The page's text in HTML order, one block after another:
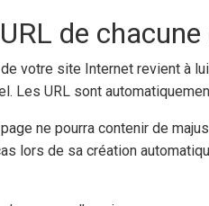
de
de votre site Internet revient à
Les URL sont
ne pourra contenir de
lors de sa création